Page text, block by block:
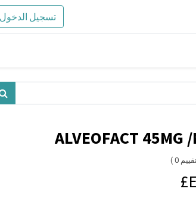
تسجيل الدخول
ALVEOFACT 45MG
0 )